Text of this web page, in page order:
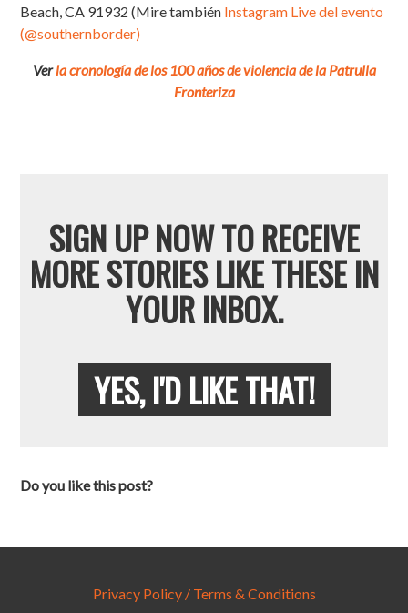
Beach, CA 91932 (Mire también Instagram Live del evento
(@southernborder)
Verla cronología de los 100 años de violencia de la Patrulla
Fronteriza
SIGN UP NOW TO RECEIVE
MORE STORIES LIKE THESE IN
YOUR INBOX.
YES, I'D LIKE THAT!
Do you like this post?
Privacy Policy / Terms & Conditions